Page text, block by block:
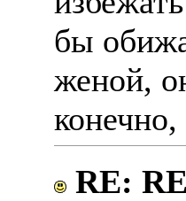
бы
женой,
RE: